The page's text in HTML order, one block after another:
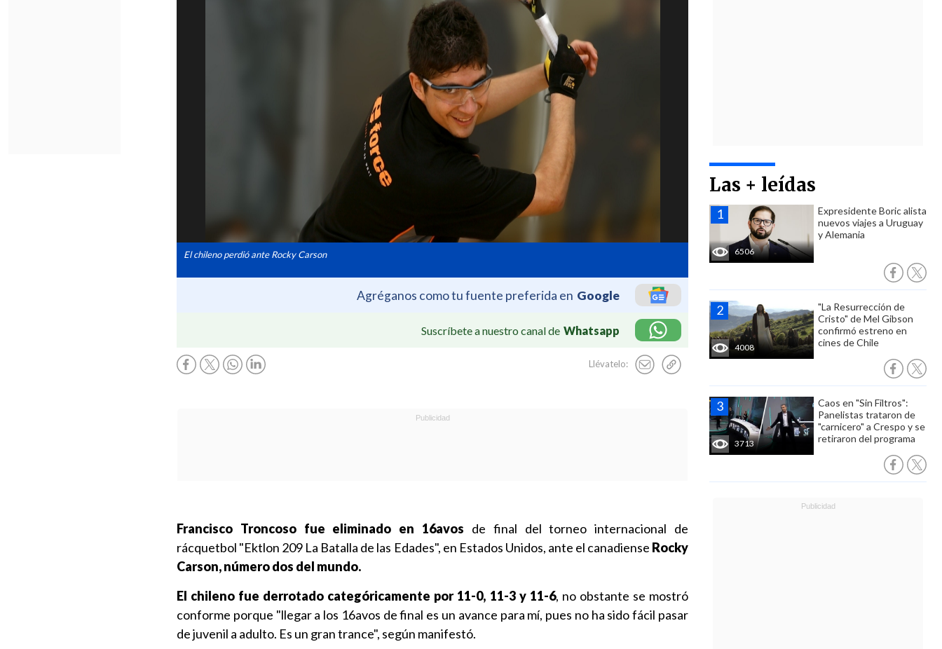
El chileno perdió ante Rocky Carson
Agréganos como tu fuente preferida en Google
Suscríbete a nuestro canal de Whatsapp
Llévatelo:
Las + leídas
6506
Expresidente Boric alista
nuevos viajes a Uruguay
y Alemania
4008
"La Resurrección de
Cristo" de Mel Gibson
confirmó estreno en
cines de Chile
3713
Caos en "Sin Filtros":
Panelistas trataron de
"carnicero" a Crespo y se
retiraron del programa
Francisco Troncoso fue eliminado en 16avos de final del torneo internacional de
rácquetbol "Ektlon 209 La Batalla de las Edades", en Estados Unidos, ante el canadiense Rocky
Carson, número dos del mundo.
El chileno fue derrotado categóricamente por 11-0, 11-3 y 11-6, no obstante se mostró
conforme porque "llegar a los 16avos de final es un avance para mí, pues no ha sido fácil pasar
de juvenil a adulto. Es un gran trance", según manifestó.